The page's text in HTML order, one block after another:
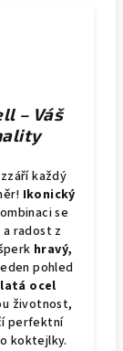
– Váš
každý
Ikonický
se
radost z
hravý,
pohled
ocel
životnost,
perfektní
koktejlky.